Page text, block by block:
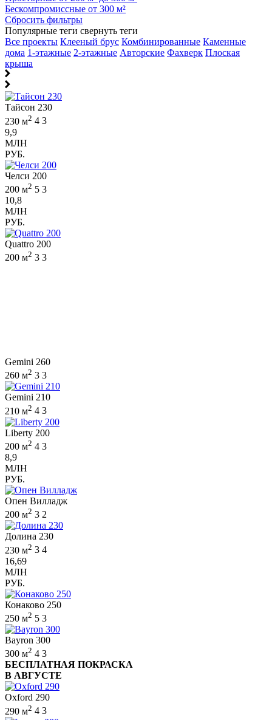
Бескомпромиссные от 300 м²
Сбросить фильтры
Популярные теги свернуть теги
Все проекты Клееный брус Комбинированные Каменные
дома 1-этажные 2-этажные Авторские Фахверк Плоская
крыша
Тайсон 230
230 м2 4 3
9,9
МЛН
РУБ.
Челси 200
200 м2 5 3
10,8
МЛН
РУБ.
Quattro 200
200 м2 3 3
Gemini 260
260 м2 3 3
Gemini 210
210 м2 4 3
Liberty 200
200 м2 4 3
8,9
МЛН
РУБ.
Опен Вилладж
200 м2 3 2
Долина 230
230 м2 3 4
16,69
МЛН
РУБ.
Конаково 250
250 м2 5 3
Bayron 300
300 м2 4 3
БЕСПЛАТНАЯ ПОКРАСКА
В АВГУСТЕ
Oxford 290
290 м2 4 3